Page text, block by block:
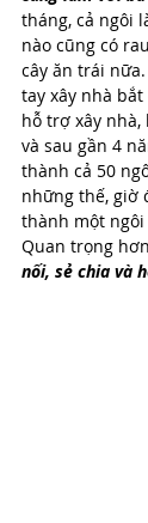
tháng, cả ngôi
nào cũng có
cây ăn trái
tay xây nhà
hỗ trợ xây nhà,
và sau gần 4
thành cả 50
những thế, giờ
thành một ngôi
Quan trọng
nối, sẻ chia và